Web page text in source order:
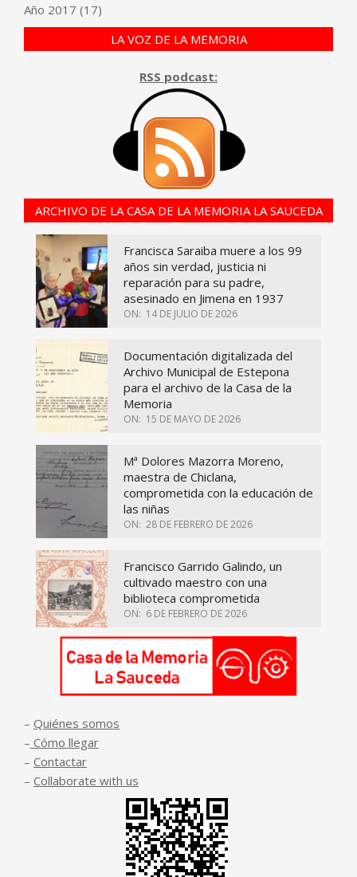
Año 2017 (17)
LA VOZ DE LA MEMORIA
RSS podcast:
ARCHIVO DE LA CASA DE LA MEMORIA LA SAUCEDA
Francisca Saraiba muere a los 99
años sin verdad, justicia ni
reparación para su padre,
asesinado en Jimena en 1937
ON: 14 DE JULIO DE 2026
Documentación digitalizada del
Archivo Municipal de Estepona
para el archivo de la Casa de la
Memoria
ON: 15 DE MAYO DE 2026
Mª Dolores Mazorra Moreno,
maestra de Chiclana,
comprometida con la educación de
las niñas
ON: 28 DE FEBRERO DE 2026
Francisco Garrido Galindo, un
cultivado maestro con una
biblioteca comprometida
ON: 6 DE FEBRERO DE 2026
– Quiénes somos
– Cómo llegar
– Contactar
– Collaborate with us